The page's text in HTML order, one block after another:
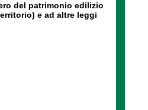
del patrimonio edilizio
e ad altre leggi